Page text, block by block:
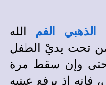
الذهبي الفم الله
من تحت يديْ الطفل
حتى وإن سقط مرة
إذ يرفع عينيه